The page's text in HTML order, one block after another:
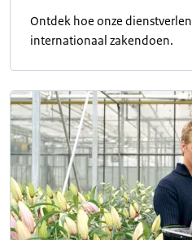
Ontdek hoe onze
internationaal zakendoen.